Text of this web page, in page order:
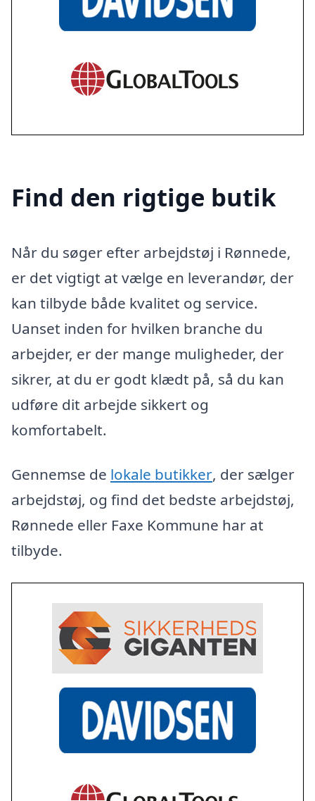
Find den rigtige butik
Når du søger efter arbejdstøj i Rønnede,
er det vigtigt at vælge en leverandør, der
kan tilbyde både kvalitet og service.
Uanset inden for hvilken branche du
arbejder, er der mange muligheder, der
sikrer, at du er godt klædt på, så du kan
udføre dit arbejde sikkert og
komfortabelt.
Gennemse de lokale butikker, der sælger
arbejdstøj, og find det bedste arbejdstøj,
Rønnede eller Faxe Kommune har at
tilbyde.